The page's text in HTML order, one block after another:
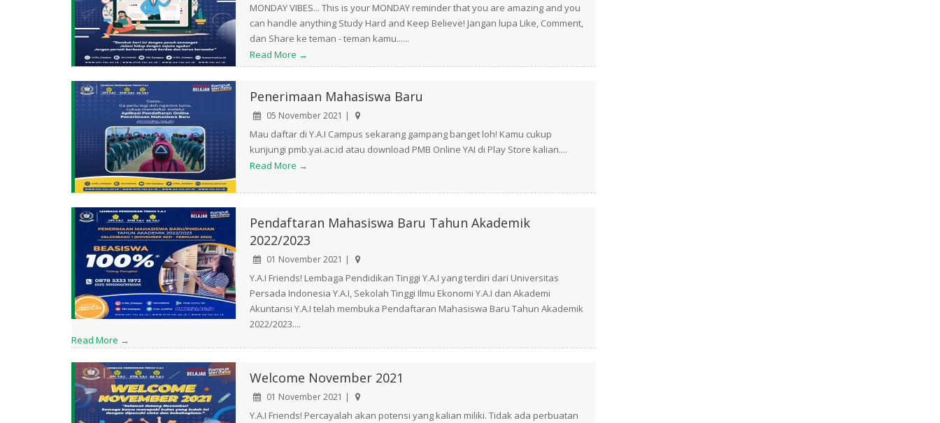
MONDAY VIBES... This is your MONDAY reminder that you are amazing and you
can handle anything Study Hard and Keep Believe! Jangan lupa Like, Comment,
dan Share ke teman - teman kamu......
Read More →
Penerimaan Mahasiswa Baru
05 November 2021 |
Mau daftar di Y.A.I Campus sekarang gampang banget loh! Kamu cukup
kunjungi pmb.yai.ac.id atau download PMB Online YAI di Play Store kalian....
Read More →
Pendaftaran Mahasiswa Baru Tahun Akademik
2022/2023
01 November 2021 |
Y.A.I Friends! Lembaga Pendidikan Tinggi Y.A.I yang terdiri dari Universitas
Persada Indonesia Y.A.I, Sekolah Tinggi Ilmu Ekonomi Y.A.I dan Akademi
Akuntansi Y.A.I telah membuka Pendaftaran Mahasiswa Baru Tahun Akademik
2022/2023....
Read More →
Welcome November 2021
01 November 2021 |
Y.A.I Friends! Percayalah akan potensi yang kalian miliki. Tidak ada perbuatan